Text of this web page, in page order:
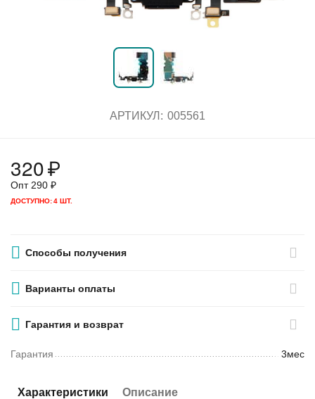
АРТИКУЛ: 005561
320₽
Опт 290 ₽
ДОСТУПНО:4 ШТ.
Способы получения
Варианты оплаты
Гарантия и возврат
Гарантия 3мес
Характеристики Описание